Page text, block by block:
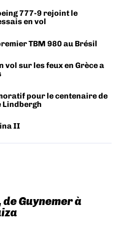
777-9 rejoint le
en vol
TBM 980 au Brésil
vol sur les feux en Grèce a
pour le centenaire de
Lindbergh
II
de Guynemer à